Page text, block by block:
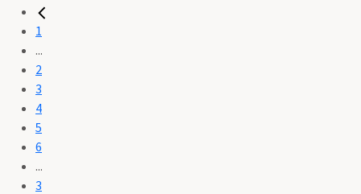
1
...
2
3
4
5
6
...
3